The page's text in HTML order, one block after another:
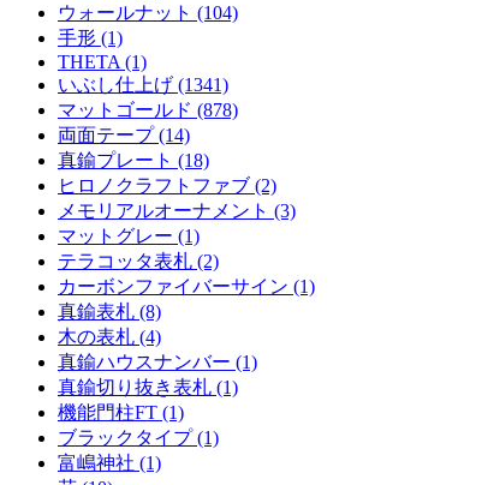
ウォールナット (104)
手形 (1)
THETA (1)
いぶし仕上げ (1341)
マットゴールド (878)
両面テープ (14)
真鍮プレート (18)
ヒロノクラフトファブ (2)
メモリアルオーナメント (3)
マットグレー (1)
テラコッタ表札 (2)
カーボンファイバーサイン (1)
真鍮表札 (8)
木の表札 (4)
真鍮ハウスナンバー (1)
真鍮切り抜き表札 (1)
機能門柱FT (1)
ブラックタイプ (1)
富嶋神社 (1)